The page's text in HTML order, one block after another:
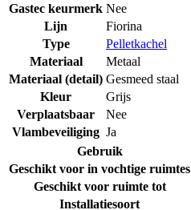
Gastec keurmerk Nee
Lijn
Fiorina
Type
Pelletkachel
Materiaal
Metaal
Materiaal (detail) Gesmeed staal
Kleur
Grijs
Verplaatsbaar
Nee
Vlambeveiliging Ja
Gebruik
Geschikt voor in vochtige ruimtes
Geschikt voor ruimte tot
Installatiesoort